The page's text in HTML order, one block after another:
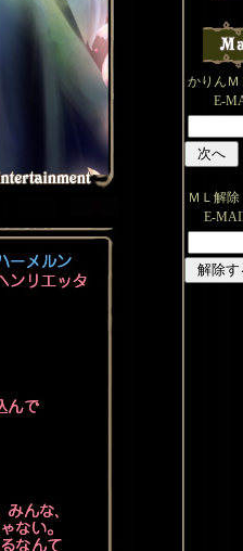
かりんＭ
E-
ＭＬ解除
E-